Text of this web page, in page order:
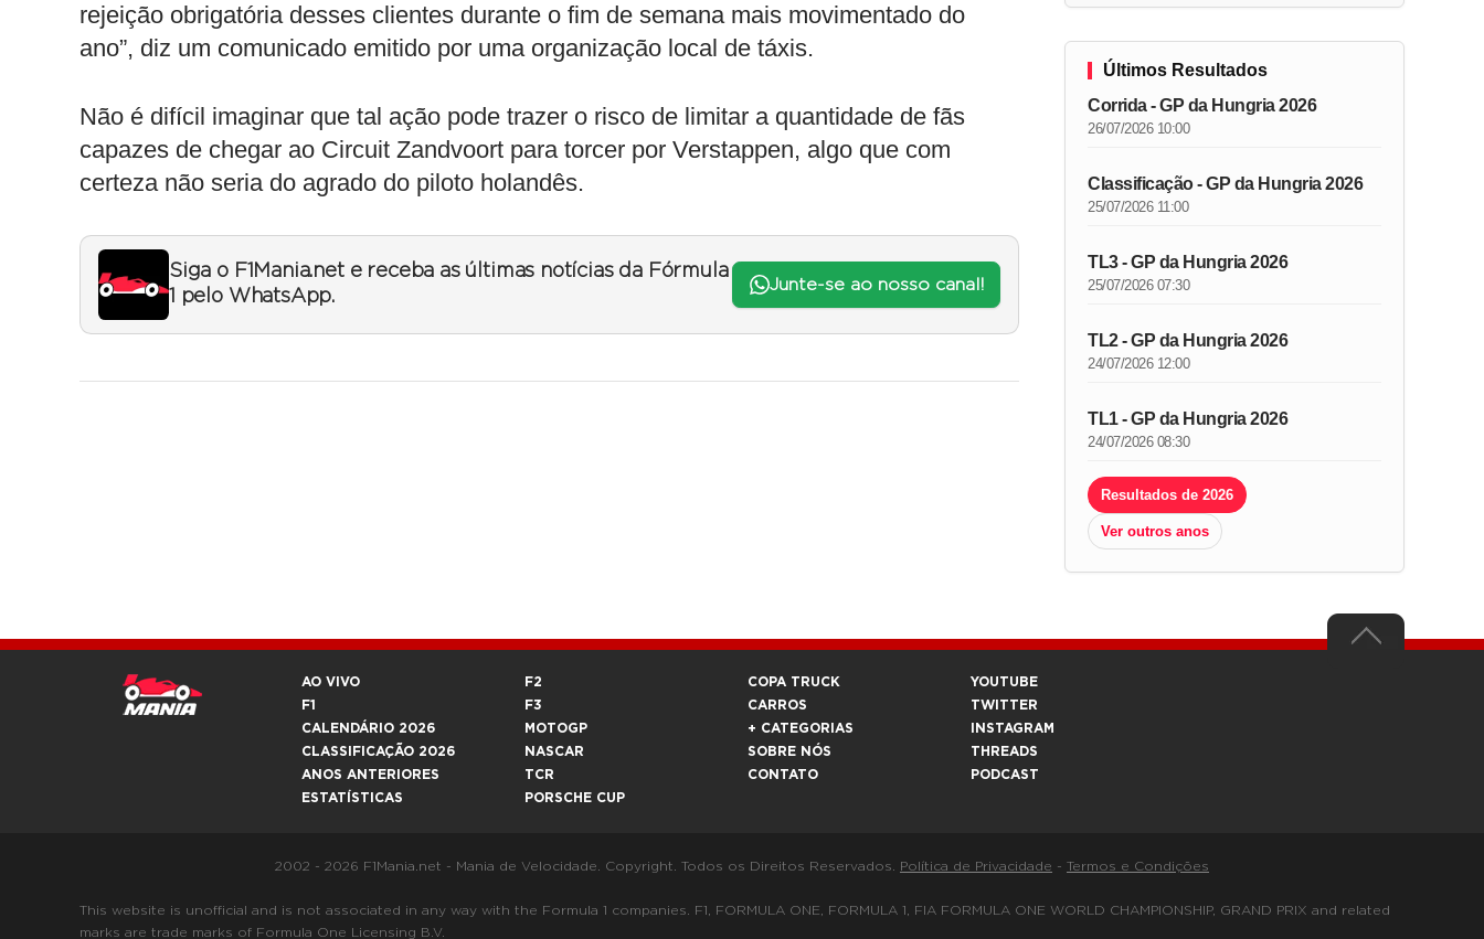
rejeição obrigatória desses clientes durante o fim de semana mais movimentado do
ano”, diz um comunicado emitido por uma organização local de táxis.
Não é difícil imaginar que tal ação pode trazer o risco de limitar a quantidade de fãs
capazes de chegar ao Circuit Zandvoort para torcer por Verstappen, algo que com
certeza não seria do agrado do piloto holandês.
Siga o F1Mania.net e receba as últimas notícias da Fórmula
1 pelo WhatsApp.
Junte-se ao nosso canal!
Últimos Resultados
Corrida - GP da Hungria 2026
26/07/2026 10:00
Classificação - GP da Hungria 2026
25/07/2026 11:00
TL3 - GP da Hungria 2026
25/07/2026 07:30
TL2 - GP da Hungria 2026
24/07/2026 12:00
TL1 - GP da Hungria 2026
24/07/2026 08:30
Resultados de 2026
Ver outros anos
AO VIVO
F1
CALENDÁRIO 2026
CLASSIFICAÇÃO 2026
ANOS ANTERIORES
ESTATÍSTICAS
F2
F3
MOTOGP
NASCAR
TCR
PORSCHE CUP
COPA TRUCK
CARROS
+ CATEGORIAS
SOBRE NÓS
CONTATO
YOUTUBE
TWITTER
INSTAGRAM
THREADS
PODCAST
2002 - 2026 F1Mania.net - Mania de Velocidade. Copyright. Todos os Direitos Reservados. Política de Privacidade - Termos e Condições
This website is unofficial and is not associated in any way with the Formula 1 companies. F1, FORMULA ONE, FORMULA 1, FIA FORMULA ONE WORLD CHAMPIONSHIP, GRAND PRIX and related
marks are trade marks of Formula One Licensing B.V.